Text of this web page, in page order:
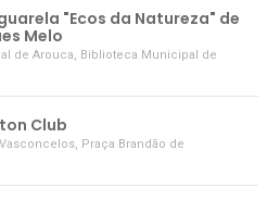
"Ecos da Natureza" de
Melo
de Arouca, Biblioteca Municipal de
Club
, Praça Brandão de